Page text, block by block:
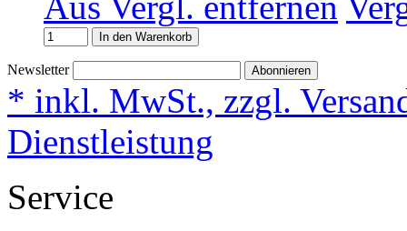
In den Warenkorb
Newsletter Abonnieren
* inkl. MwSt., zzgl.
Dienstleistung
Service